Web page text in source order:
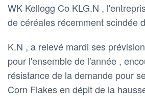
WK Kellogg Co KLG.N ,
de céréales récemment scindée
K.N , a relevé mardi ses
pour l'ensemble de l'année ,
résistance de la demande pour
Corn Flakes en dépit de la